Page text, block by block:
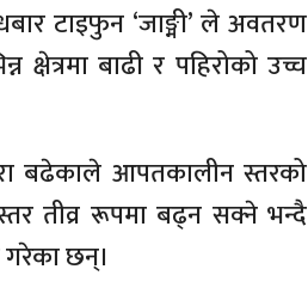
टाइफुन ‘जाङ्मी’ ले अवतरण
बाढी र पहिरोको उच्च
बढेकाले आपतकालीन स्तरको
तीव्र रूपमा बढ्न सक्ने भन्दै
छन्।